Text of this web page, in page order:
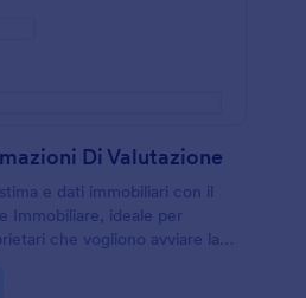
Di Valutazione
e dati immobiliari con il
Immobiliare, ideale per
che vogliono avviare la